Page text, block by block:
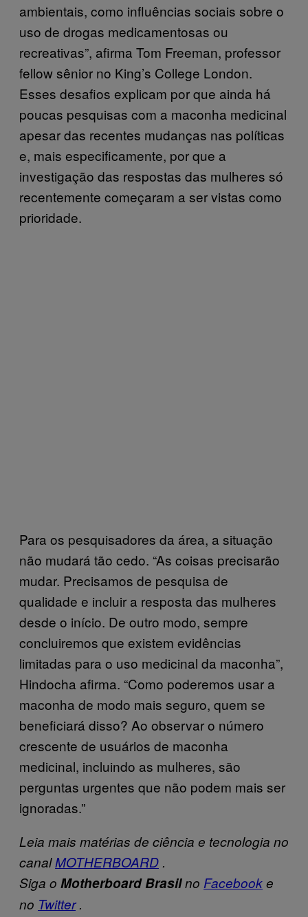
ambientais, como influências sociais sobre o
uso de drogas medicamentosas ou
recreativas”, afirma Tom Freeman, professor
fellow sênior no King’s College London.
Esses desafios explicam por que ainda há
poucas pesquisas com a maconha medicinal
apesar das recentes mudanças nas políticas
e, mais especificamente, por que a
investigação das respostas das mulheres só
recentemente começaram a ser vistas como
prioridade.
Para os pesquisadores da área, a situação
não mudará tão cedo. “As coisas precisarão
mudar. Precisamos de pesquisa de
qualidade e incluir a resposta das mulheres
desde o início. De outro modo, sempre
concluiremos que existem evidências
limitadas para o uso medicinal da maconha”,
Hindocha afirma. “Como poderemos usar a
maconha de modo mais seguro, quem se
beneficiará disso? Ao observar o número
crescente de usuários de maconha
medicinal, incluindo as mulheres, são
perguntas urgentes que não podem mais ser
ignoradas.”
Leia mais matérias de ciência e tecnologia no
canalMOTHERBOARD .
Siga o Motherboard Brasilno Facebooke
no Twitter.